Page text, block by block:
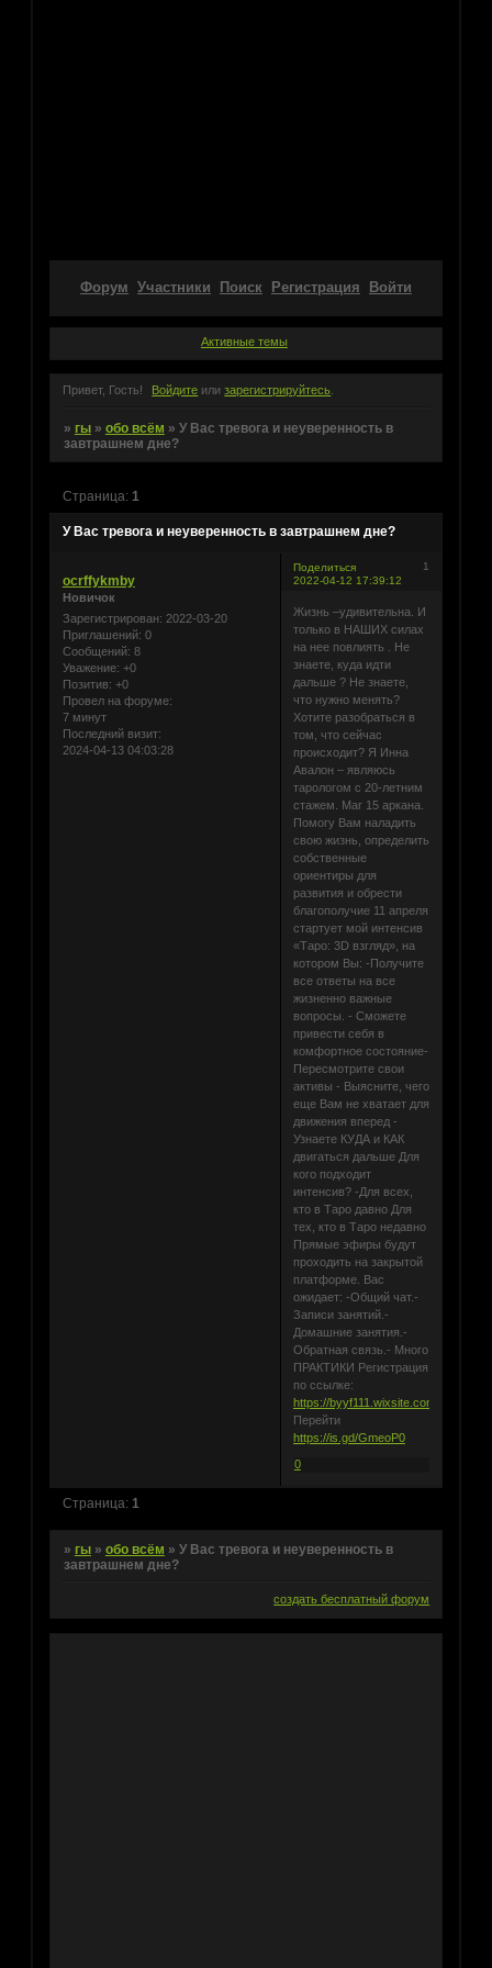
Форум Участники Поиск Регистрация Войти
Активные темы
Привет, Гость! Войдите илизарегистрируйтесь.
» гы » обо всём » У Вас тревога и неуверенность в
завтрашнем дне?
У Вас тревога и неуверенность в завтрашнем дне?
Страница: 1
Поделиться
1
2022-04-12 17:39:12
ocrffykmby
Новичок
Зарегистрирован: 2022-03-20
Приглашений: 0
Сообщений: 8
Уважение: +0
Позитив: +0
Провел на форуме:
7 минут
Последний визит:
2024-04-13 04:03:28
Жизнь –удивительна. И
только в НАШИХ силах
на нее повлиять . Не
знаете, куда идти
дальше ? Не знаете,
что нужно менять?
Хотите разобраться в
том, что сейчас
происходит? Я Инна
Авалон – являюсь
тарологом с 20-летним
стажем. Маг 15 аркана.
Помогу Вам наладить
свою жизнь, определить
собственные
ориентиры для
развития и обрести
благополучие 11 апреля
стартует мой интенсив
«Таро: 3D взгляд», на
котором Вы: -Получите
все ответы на все
жизненно важные
вопросы. - Сможете
привести себя в
комфортное состояние-
Пересмотрите свои
активы - Выясните, чего
еще Вам не хватает для
движения вперед -
Узнаете КУДА и КАК
двигаться дальше Для
кого подходит
интенсив? -Для всех,
кто в Таро давно Для
тех, кто в Таро недавно
Прямые эфиры будут
проходить на закрытой
платформе. Вас
ожидает: -Общий чат.-
Записи занятий.-
Домашние занятия.-
Обратная связь.- Много
ПРАКТИКИ Регистрация
по ссылке:
https://byyf111.wixsite.com/
Перейти
https://is.gd/GmeoP0
0
Страница: 1
» гы » обо всём » У Вас тревога и неуверенность в
завтрашнем дне?
создать бесплатный форум